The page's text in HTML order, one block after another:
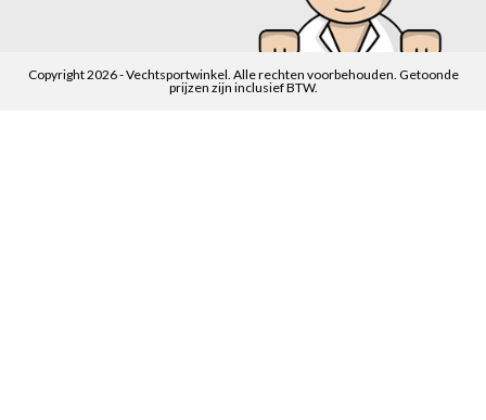
Copyright 2026 - Vechtsportwinkel. Alle rechten voorbehouden. Getoonde
prijzen zijn inclusief BTW.